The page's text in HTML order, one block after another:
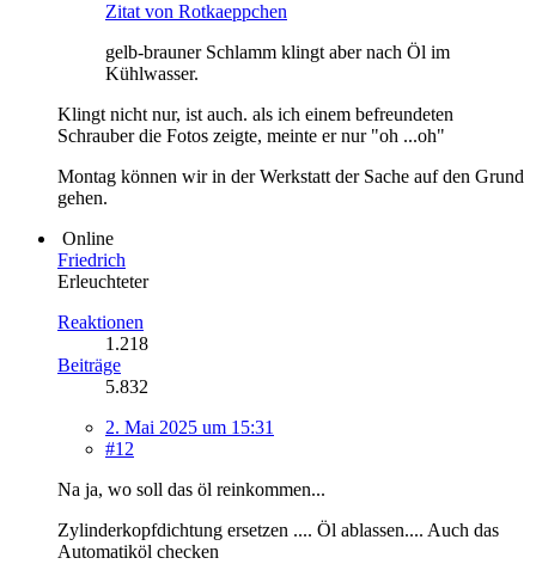
Zitat von Rotkaeppchen
gelb-brauner Schlamm klingt aber nach Öl im
Kühlwasser.
Klingt nicht nur, ist auch. als ich einem befreundeten
Schrauber die Fotos zeigte, meinte er nur "oh ...oh"
Montag können wir in der Werkstatt der Sache auf den Grund
gehen.
Online
Friedrich
Erleuchteter
Reaktionen
1.218
Beiträge
5.832
2. Mai 2025 um 15:31
#12
Na ja, wo soll das öl reinkommen...
Zylinderkopfdichtung ersetzen .... Öl ablassen.... Auch das
Automatiköl checken